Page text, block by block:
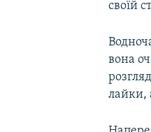
своїй
вона
лайки,